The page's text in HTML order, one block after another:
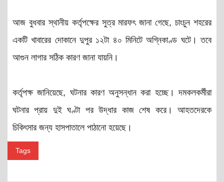
আজ বুধবার স্থানীয় কর্তৃপক্ষের সুত্র মারফৎ জানা গেছে, চাংচুন শহরের
একটি খাবারের দোকানে দুপুর ১২টা ৪০ মিনিটে অগ্নিকাণ্ড ঘটে। তবে
আগুন লাগার সঠিক কারণ জানা যায়নি।
কর্তৃপক্ষ জানিয়েছে, ঘটনার কারণ অনুসন্ধান করা হচ্ছে। দমকলকর্মীরা
ঘটনার প্রায় দুই ঘণ্টা পর উদ্ধার কাজ শেষ করে। আহতদেরকে
চিকিৎসার জন্য হাসপাতালে পাঠানো হয়েছে।
Tags